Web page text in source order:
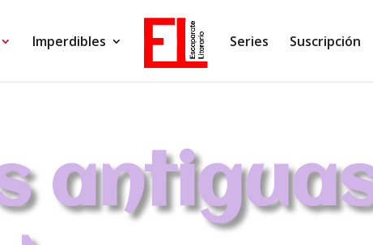
Imperdibles Series Suscripción